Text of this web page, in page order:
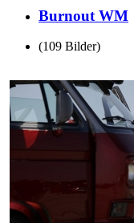
Burnout WM
(109 Bilder)